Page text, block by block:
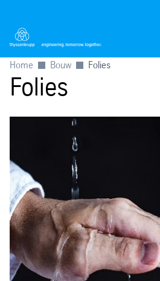
Home Bouw Folies
Folies